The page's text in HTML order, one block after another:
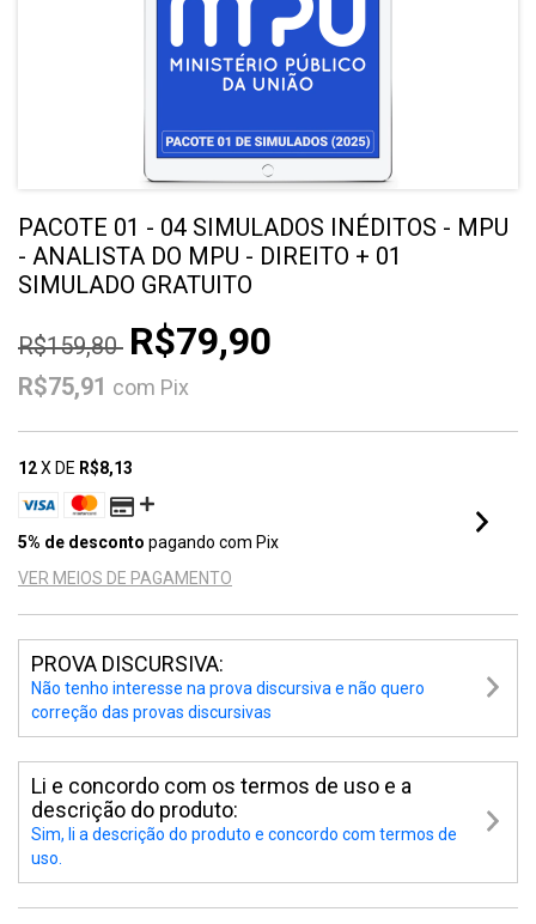
PACOTE 01 - 04 SIMULADOS INÉDITOS - MPU
- ANALISTA DO MPU - DIREITO + 01
SIMULADO GRATUITO
R$159,80 R$79,90
R$75,91 com Pix
12X DE R$8,13
5% de desconto pagando com Pix
VER MEIOS DE PAGAMENTO
PROVA DISCURSIVA:
Não tenho interesse na prova discursiva e não quero
correção das provas discursivas
Li e concordo com os termos de uso e a
descrição do produto:
Sim, li a descrição do produto e concordo com termos de
uso.